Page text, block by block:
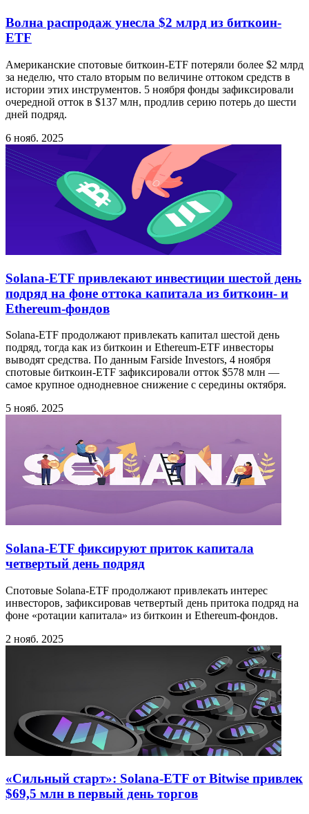
Волна распродаж унесла $2 млрд из биткоин-
ETF
Американские спотовые биткоин-ETF потеряли более $2 млрд
за неделю, что стало вторым по величине оттоком средств в
истории этих инструментов. 5 ноября фонды зафиксировали
очередной отток в $137 млн, продлив серию потерь до шести
дней подряд.
6 нояб. 2025
Solana-ETF привлекают инвестиции шестой день
подряд на фоне оттока капитала из биткоин- и
Ethereum-фондов
Solana-ETF продолжают привлекать капитал шестой день
подряд, тогда как из биткоин и Ethereum-ETF инвесторы
выводят средства. По данным Farside Investors, 4 ноября
спотовые биткоин-ETF зафиксировали отток $578 млн —
самое крупное однодневное снижение с середины октября.
5 нояб. 2025
Solana-ETF фиксируют приток капитала
четвертый день подряд
Спотовые Solana-ETF продолжают привлекать интерес
инвесторов, зафиксировав четвертый день притока подряд на
фоне «ротации капитала» из биткоин и Ethereum-фондов.
2 нояб. 2025
«Сильный старт»: Solana-ETF от Bitwise привлек
$69,5 млн в первый день торгов